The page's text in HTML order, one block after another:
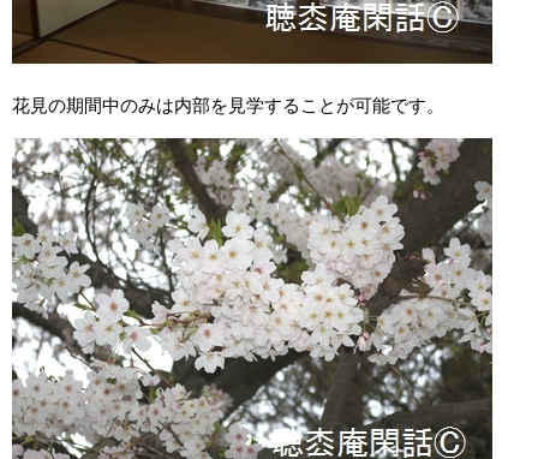
花見の期間中のみは内部を見学することが可能です。